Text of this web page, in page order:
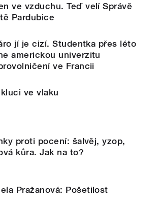
ve vzduchu. Teď velí Správě
Pardubice
jí je cizí. Studentka přes léto
americkou univerzitu
ve Francii
kluci ve vlaku
proti pocení: šalvěj, yzop,
kůra. Jak na to?
Pražanová: Pošetilost